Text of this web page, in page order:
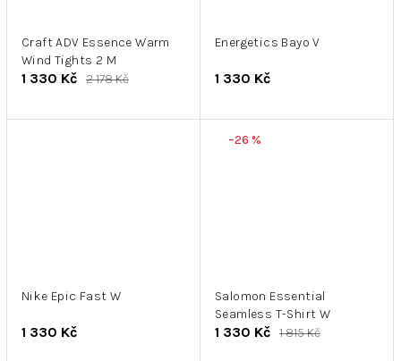
Craft ADV Essence Warm
Wind Tights 2 M
1 330 Kč 2 178 Kč
Energetics Bayo V
1 330 Kč
Nike Epic Fast W
1 330 Kč
–26 %
Salomon Essential
Seamless T-Shirt W
1 330 Kč 1 815 Kč